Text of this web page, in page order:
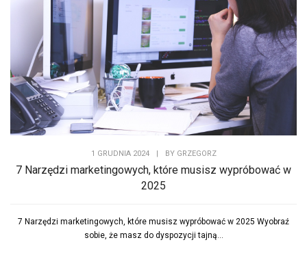
1 GRUDNIA 2024 | BY GRZEGORZ
7 Narzędzi marketingowych, które musisz wypróbować w
2025
7 Narzędzi marketingowych, które musisz wypróbować w 2025 Wyobraź
sobie, że masz do dyspozycji tajną...